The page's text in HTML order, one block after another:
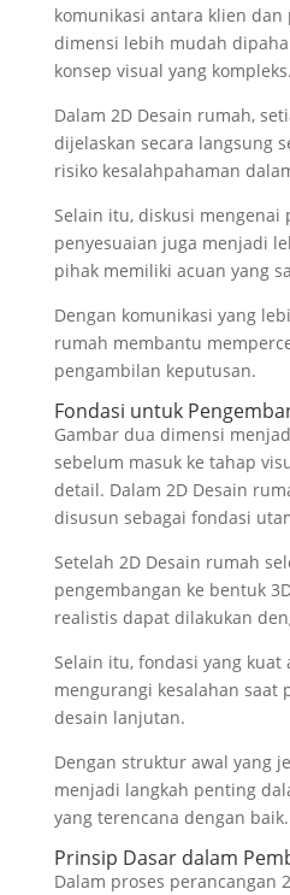
komunikasi antara klien dan
dimensi lebih mudah
konsep visual yang kompleks.
Dalam 2D Desain rumah,
dijelaskan secara langsung
risiko kesalahpahaman
Selain itu, diskusi mengenai
penyesuaian juga menjadi
pihak memiliki acuan yang
Dengan komunikasi yang
rumah membantu
pengambilan keputusan.
Fondasi untuk
Gambar dua dimensi
sebelum masuk ke tahap
detail. Dalam 2D Desain
disusun sebagai fondasi
Setelah 2D Desain rumah
pengembangan ke bentuk
realistis dapat dilakukan
Selain itu, fondasi yang kuat
mengurangi kesalahan saat
desain lanjutan.
Dengan struktur awal yang
menjadi langkah penting
yang terencana dengan baik.
Prinsip Dasar dalam
Dalam proses perancangan